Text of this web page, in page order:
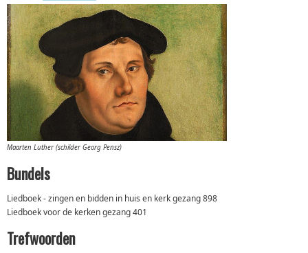
Maarten Luther (schilder Georg Pensz)
Bundels
Liedboek - zingen en bidden in huis en kerk gezang 898
Liedboek voor de kerken gezang 401
Trefwoorden